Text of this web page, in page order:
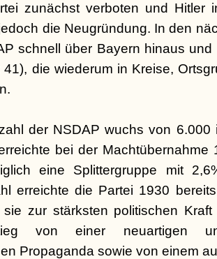
zunächst verboten und Hitler
die Neugründung. In den
schnell über Bayern hinaus
41), die wiederum in Kreise,
der NSDAP wuchs von
bei der Machtübernahme
eine Splittergruppe mit
erreichte die Partei 1930
zur stärksten politischen
von einer neuartigen
Propaganda sowie von einem